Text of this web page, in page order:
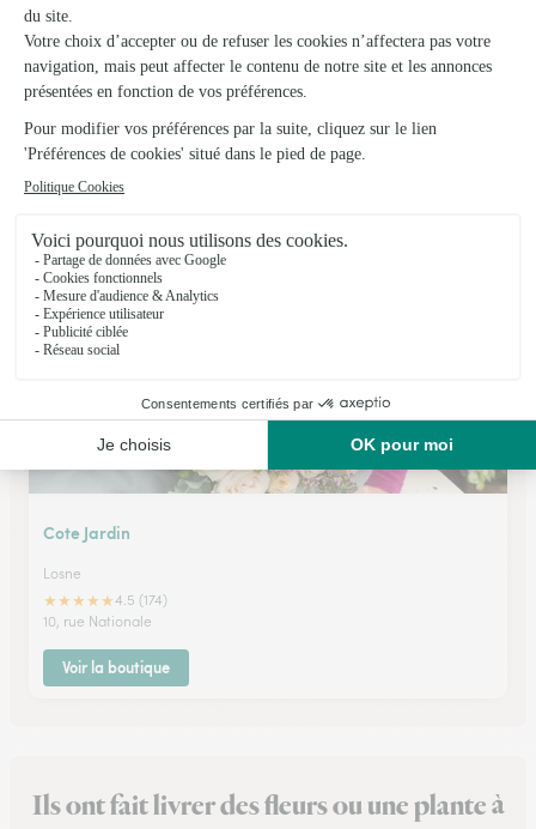
Aux Jardins Saint Desire
Lons le Saunier
22, rue Saint Désiré
Voir la boutique
Cote Jardin
Losne
★★★★★4.5 (174)
10, rue Nationale
Voir la boutique
Ils ont fait livrer des fleurs ou une plante à